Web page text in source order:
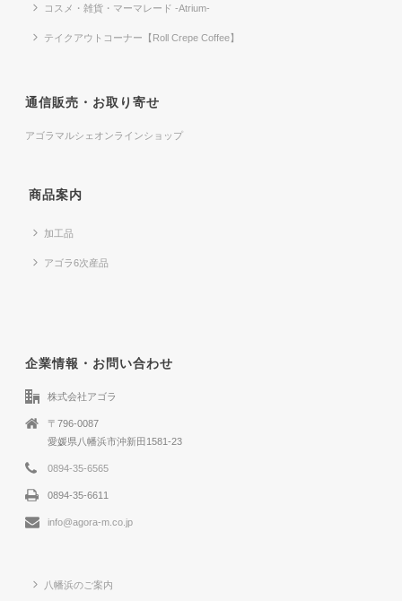
コスメ・雑貨・マーマレード -Atrium-
テイクアウトコーナー【Roll Crepe Coffee】
通信販売・お取り寄せ
アゴラマルシェオンラインショップ
商品案内
加工品
アゴラ6次産品
企業情報・お問い合わせ
株式会社アゴラ
〒796-0087
愛媛県八幡浜市沖新田1581-23
0894-35-6565
0894-35-6611
info@agora-m.co.jp
八幡浜のご案内